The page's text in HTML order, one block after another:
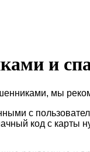
и
мы
с
код с